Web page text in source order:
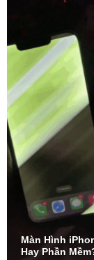
Màn Hình
Hay Phần